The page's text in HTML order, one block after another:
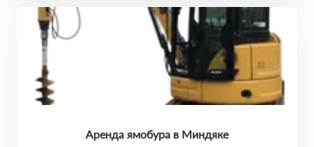
Аренда ямобура в Миндяке